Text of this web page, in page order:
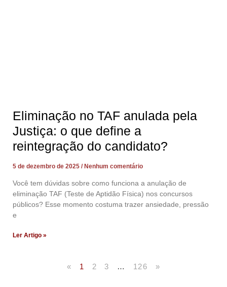
Eliminação no TAF anulada pela
Justiça: o que define a
reintegração do candidato?
5 de dezembro de 2025 Nenhum comentário
Você tem dúvidas sobre como funciona a anulação de
eliminação TAF (Teste de Aptidão Física) nos concursos
públicos? Esse momento costuma trazer ansiedade, pressão
e
Ler Artigo »
« 1 2 3 … 126 »